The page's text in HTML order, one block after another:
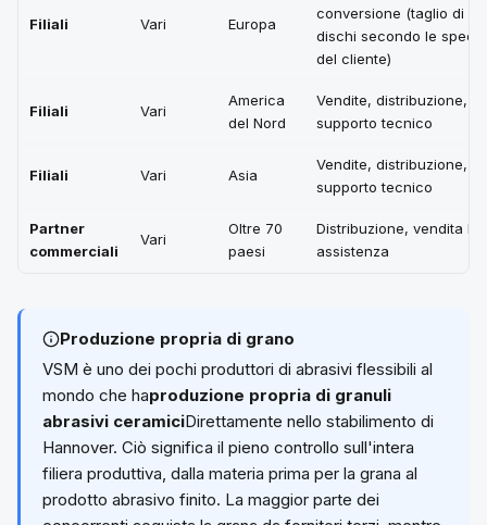
Filiali Vari Europa
conversione (taglio di
dischi secondo le
del cliente)
Filiali Vari
America
del Nord
Vendite, distribuzione,
supporto tecnico
Filiali Vari Asia
Vendite, distribuzione,
supporto tecnico
Partner
commerciali
Vari
Oltre 70
paesi
Distribuzione, vendita
assistenza
Produzione propria di grano
VSM è uno dei pochi produttori di abrasivi flessibili al
mondo che haproduzione propria di granuli
abrasivi ceramiciDirettamente nello stabilimento di
Hannover. Ciò significa il pieno controllo sull'intera
filiera produttiva, dalla materia prima per la grana al
prodotto abrasivo finito. La maggior parte dei